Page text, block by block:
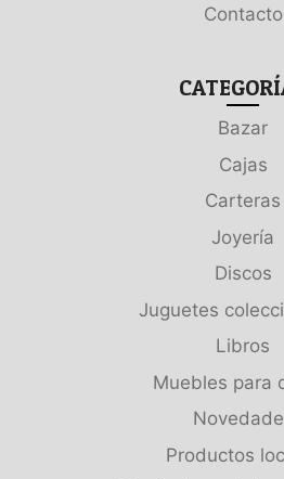
Contacto
Bazar
Cajas
Carteras
Joyería
Discos
Juguetes
Libros
Muebles para
Productos